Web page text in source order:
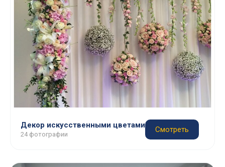
Декор искусственными цветами
24 фотографии
Смотреть